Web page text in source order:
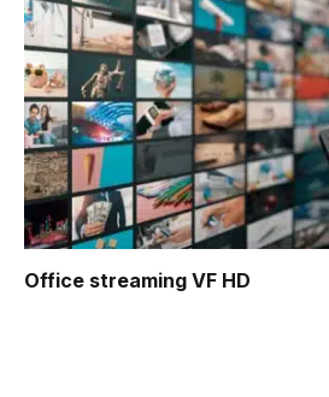
Office streaming VF HD